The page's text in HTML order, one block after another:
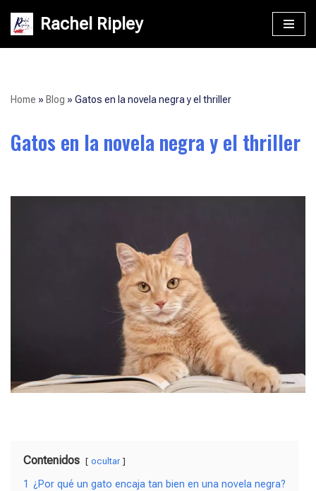
Saltar
Rachel Ripley
Home » Blog » Gatos en la novela negra y el thriller
Gatos en la novela negra y el thriller
Contenidos ocultar
1 ¿Por qué un gato encaja tan bien en una novela negra?